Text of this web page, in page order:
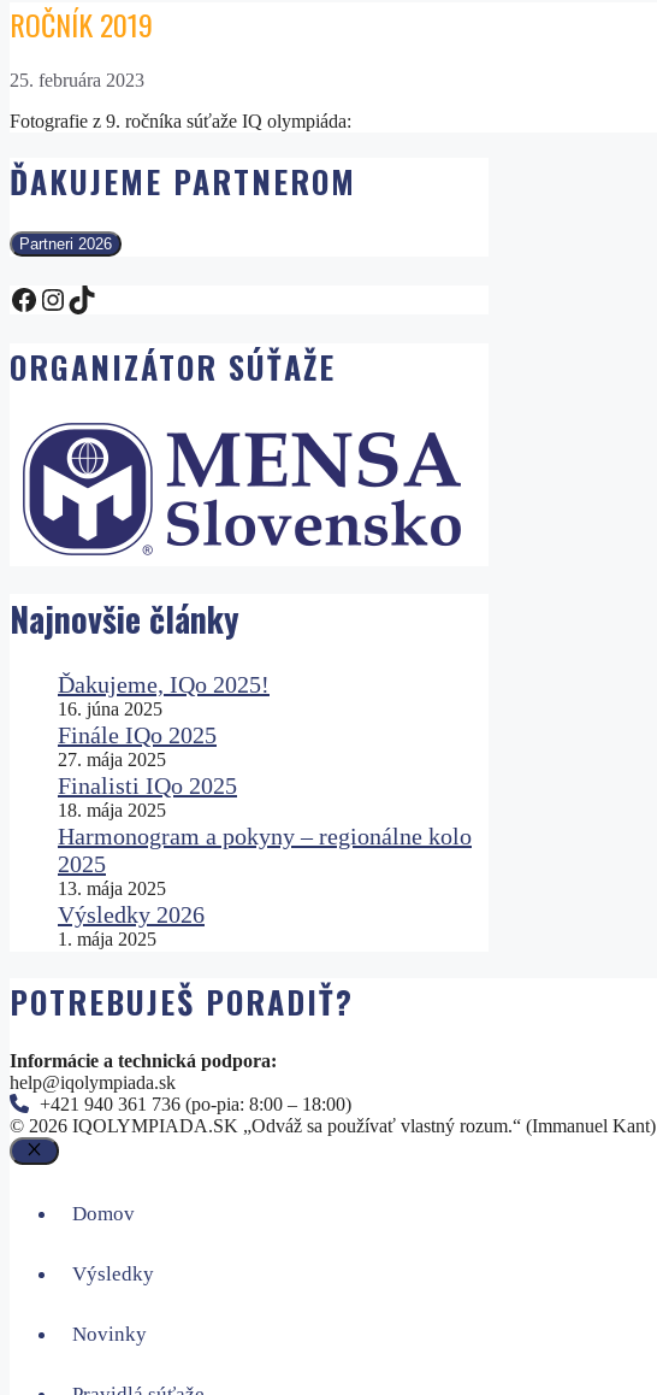
ROČNÍK 2019
25. februára 2023
Fotografie z 9. ročníka súťaže IQ olympiáda:
ĎAKUJEME PARTNEROM
Partneri 2026
Facebook IQ Olympiáda
Instagram
TikTok
ORGANIZÁTOR SÚŤAŽE
Najnovšie články
Ďakujeme, IQo 2025!
16. júna 2025
Finále IQo 2025
27. mája 2025
Finalisti IQo 2025
18. mája 2025
Harmonogram a pokyny – regionálne kolo
2025
13. mája 2025
Výsledky 2026
1. mája 2025
POTREBUJEŠ PORADIŤ?
Informácie a technická podpora:
help@iqolympiada.sk
+421 940 361 736 (po-pia: 8:00 – 18:00)
© 2026 IQOLYMPIADA.SK „Odváž sa používať vlastný rozum.“ (Immanuel Kant)
Close
Domov
Výsledky
Novinky